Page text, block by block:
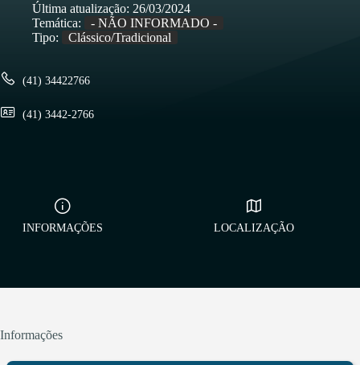
(41) 34422766
(41) 3442-2766
Última atualização: 26/03/2024
Temática:
- NÃO INFORMADO -
Tipo:
Clássico/Tradicional
INFORMAÇÕES LOCALIZAÇÃO
Informações